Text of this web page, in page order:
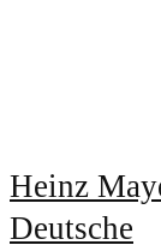
Heinz
Deutsche